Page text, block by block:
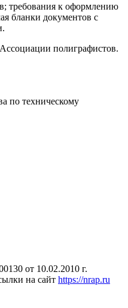
требования к оформлению
бланки документов с
полиграфистов.
по техническому
от 10.02.2010 г.
на сайт https://nrap.ru